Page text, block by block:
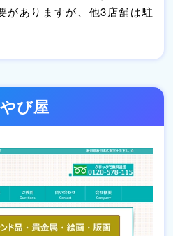
がありますが、他3店舗は駐
び屋